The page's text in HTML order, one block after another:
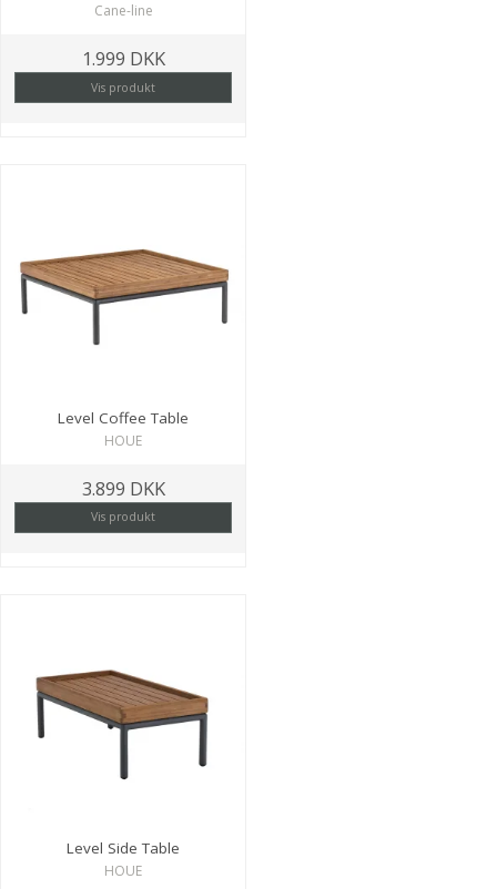
Cane-line
1.999 DKK
Vis produkt
Level Coffee Table
HOUE
3.899 DKK
Vis produkt
Level Side Table
HOUE